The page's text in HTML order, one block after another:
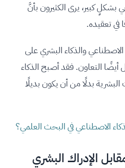
بشكلٍ كبير، يرى الكثيرون بأنَّ
في تعقيده.
الاصطناعي والذكاء البشري على
التعاون. فقد أصبح الذكاء
البشرية بدلًا من أن يكون بديلًا
الاصطناعي في البحث العلمي؟
الإدراك البشري